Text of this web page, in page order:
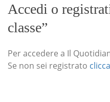
Accedi o
classe”
Per accedere a Il
Se non sei registrato